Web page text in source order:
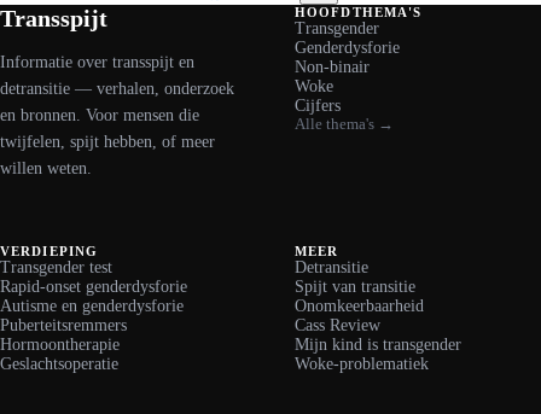
Facebook
X LinkedIn
WhatsApp
Transspijt
Informatie over transspijt en
detransitie — verhalen, onderzoek
en bronnen. Voor mensen die
twijfelen, spijt hebben, of meer
willen weten.
HOOFDTHEMA'S
Transgender
Genderdysforie
Non-binair
Woke
Cijfers
Alle thema's →
VERDIEPING
Transgender test
Rapid-onset genderdysforie
Autisme en genderdysforie
Puberteitsremmers
Hormoontherapie
Geslachtsoperatie
MEER
Detransitie
Spijt van transitie
Onomkeerbaarheid
Cass Review
Mijn kind is transgender
Woke-problematiek